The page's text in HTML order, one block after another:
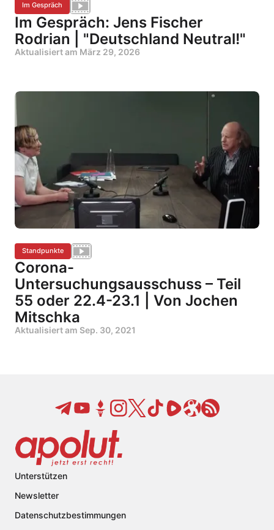
Im Gespräch
Im Gespräch: Jens Fischer
Rodrian | "Deutschland Neutral!"
Aktualisiert am März 29, 2026
Standpunkte
Corona-
Untersuchungsausschuss – Teil
55 oder 22.4-23.1 | Von Jochen
Mitschka
Aktualisiert am Sep. 30, 2021
Unterstützen
Newsletter
Datenschutzbestimmungen